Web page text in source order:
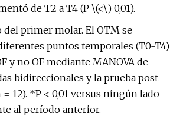
de T2 a T4 (P \(<\) 0,01).
del primer molar. El OTM se
puntos temporales (T0-T4)
y no OF mediante MANOVA de
bidireccionales y la prueba post-
12). *P < 0,01 versus ningún lado
al período anterior.